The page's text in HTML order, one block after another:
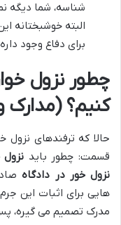
شناسه، شما دیگه
البته خوشبختانه
برای دفاع وجود
چطور نزول
کنیم؟ (مدارک
حالا که ترفندهای نزول
قسمت: چطور باید نزول
نزول خور در دادگاه
هایی برای اثبات این
مدرک تصمیم می گیره،